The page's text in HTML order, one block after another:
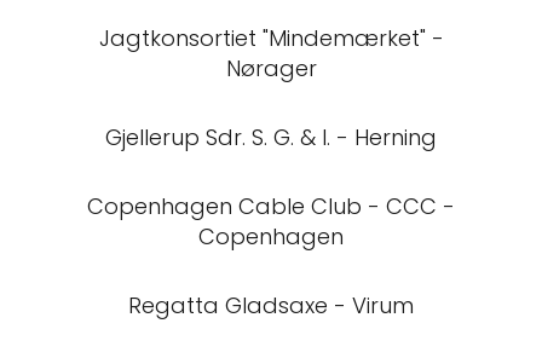
Jagtkonsortiet "Mindemærket" -
Nørager
Gjellerup Sdr. S. G. & I. - Herning
Copenhagen Cable Club - CCC -
Copenhagen
Regatta Gladsaxe - Virum